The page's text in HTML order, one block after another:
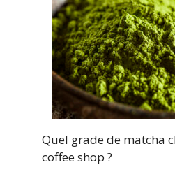
Quel grade de matcha
coffee shop ?